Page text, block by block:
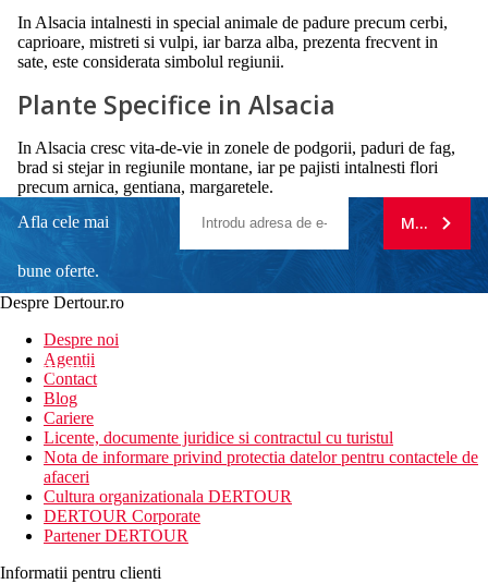
In Alsacia intalnesti in special animale de padure precum cerbi,
caprioare, mistreti si vulpi, iar barza alba, prezenta frecvent in
sate, este considerata simbolul regiunii.
Plante Specifice in Alsacia
In Alsacia cresc vita‑de‑vie in zonele de podgorii, paduri de fag,
brad si stejar in regiunile montane, iar pe pajisti intalnesti flori
precum arnica, gentiana, margaretele.
Afla cele mai
bune oferte.
newsletter!
MA
Despre Dertour.ro
Despre noi
Agentii
Contact
Blog
Cariere
Licente, documente juridice si contractul cu turistul
Nota de informare privind protectia datelor pentru contactele de
afaceri
Cultura organizationala DERTOUR
DERTOUR Corporate
Partener DERTOUR
Informatii pentru clienti